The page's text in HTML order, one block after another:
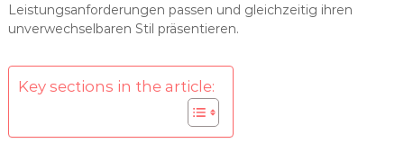
Leistungsanforderungen passen und gleichzeitig ihren
unverwechselbaren Stil präsentieren.
Key sections in the article: